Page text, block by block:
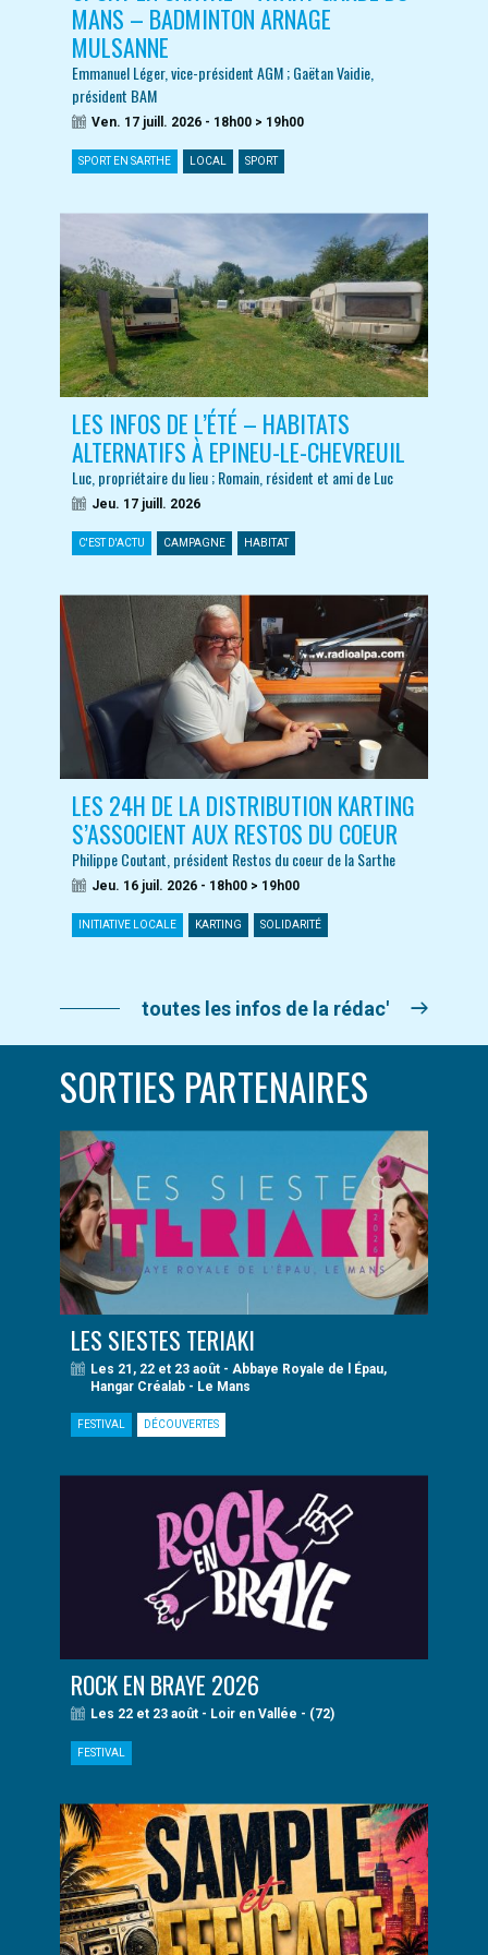
MANS – BADMINTON ARNAGE
MULSANNE
Emmanuel Léger, vice-président AGM ; Gaëtan Vaidie,
président BAM
Ven. 17 juill. 2026 - 18h00 > 19h00
SPORT EN SARTHE LOCAL SPORT
LES INFOS DE L’ÉTÉ – HABITATS
ALTERNATIFS À EPINEU-LE-CHEVREUIL
Luc, propriétaire du lieu ; Romain, résident et ami de Luc
Jeu. 17 juill. 2026
C'EST D'ACTU CAMPAGNE HABITAT
LES 24H DE LA DISTRIBUTION KARTING
S’ASSOCIENT AUX RESTOS DU COEUR
Philippe Coutant, président Restos du coeur de la Sarthe
Jeu. 16 juil. 2026 - 18h00 > 19h00
INITIATIVE LOCALE KARTING SOLIDARITÉ
toutes les infos de la rédac'
SORTIES PARTENAIRES
LES SIESTES TERIAKI
Les 21, 22 et 23 août - Abbaye Royale de l Épau,
Hangar Créalab - Le Mans
FESTIVAL DÉCOUVERTES
ROCK EN BRAYE 2026
Les 22 et 23 août - Loir en Vallée - (72)
FESTIVAL